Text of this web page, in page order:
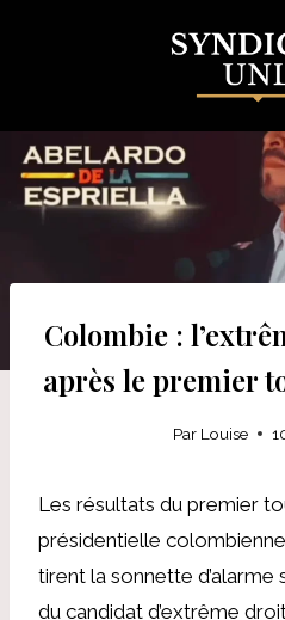
Colombie :
après le premier
Par Louise
Les résultats du premier
présidentielle
tirent la sonnette d’alarme
du candidat d’extrême